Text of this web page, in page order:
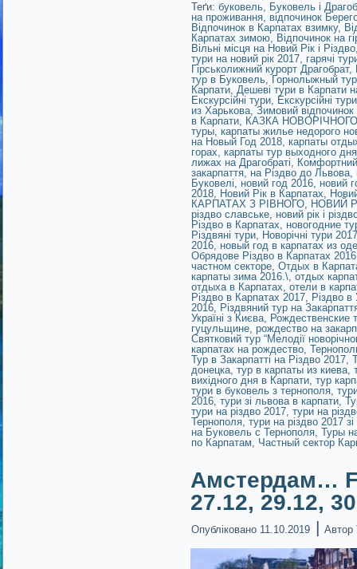
Теґи: буковель, Буковель і
на проживання, відпочинок
Відпочинок в Карпатах взимку,
Карпатах зимою, Відпочинок на
Вільні місця на Новий Рік і Різдво
тури на новий рік 2017, гарячі
Гірськолижний курорт Драгобрат,
тур в Буковель, Горнолыжный
Карпати, Дешеві тури в Карпати
Екскурсійні тури, Екскурсійні
из Харькова, Зимовий
в Карпати, КАЗКА
туры, карпаты жилье недорого
на Новый Год 2018, карпаты
горах, карпаты тур выходного
лижах на Драгобраті,
закарпаття, на Різдво до Львова,
Буковелі, новий год 2016, новий
2018, Новий Рік в Карпатах,
КАРПАТАХ З РІВНОГО, НОВИЙ
різдво славське, новий рік і
Різдво в Карпатах, новогодние
Різдвяні тури, Новорічні тури
2016, новый год в карпатах из
Обрядове Різдво в Карпатах 2016
частном секторе, Отдых в
карпаты зима 2016.\, отдых
отдыха в Карпатах, отели в
Різдво в Карпатах 2017, Різдво в
2016, Різдвяний тур на
Україні з Києва, Рождественские
гуцульщине, рождество на
Святковий тур “Мелодії
карпатах на рождество,
Тур в Закарпатті на Різдво 2017,
донецка, тур в карпаты из киева,
вихідного дня в Карпати, тур
тури в буковель з тернополя,
2016, тури зі львова в карпати,
тури на різдво 2017, тури на
Тернополя, тури на різдво 2017
на Буковель с Тернополя, Туры
по Карпатам, Частный сектор
Амстердам…
27.12, 29.12,
Опубліковано 11.10.2019 | Автор